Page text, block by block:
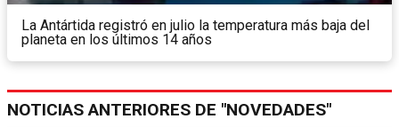
La Antártida registró en julio la temperatura más baja del
planeta en los últimos 14 años
NOTICIAS ANTERIORES DE "NOVEDADES"